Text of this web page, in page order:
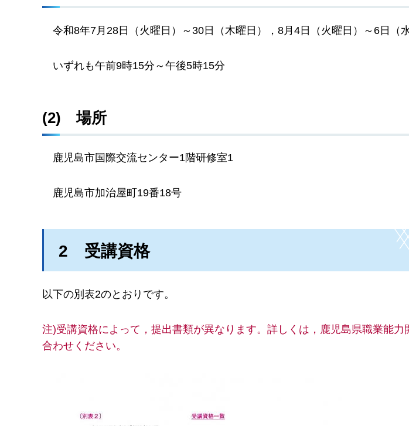
令和8年7月28日（火曜日）～30日（木曜日），8月4日（火曜日）～6日（
いずれも午前9時15分～午後5時15分
(2) 場所
鹿児島市国際交流センター1階研修室1
鹿児島市加治屋町19番18号
2 受講資格
以下の別表2のとおりです。
注)受講資格によって，提出書類が異なります。詳しくは，鹿児島県職業能
合わせください。